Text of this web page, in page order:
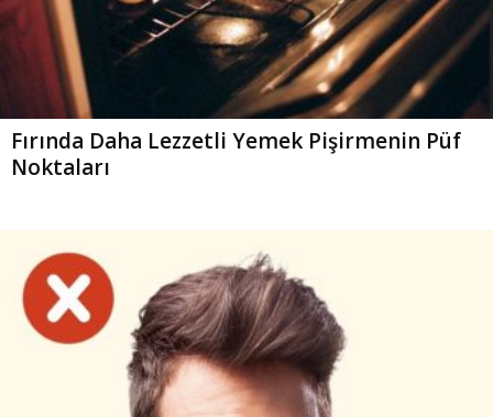
Fırında Daha Lezzetli Yemek Pişirmenin Püf
Noktaları